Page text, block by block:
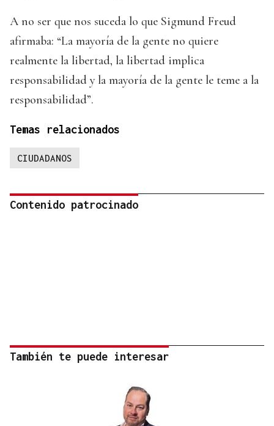
A no ser que nos suceda lo que Sigmund Freud
afirmaba: “La mayoría de la gente no quiere
realmente la libertad, la libertad implica
responsabilidad y la mayoría de la gente le teme a la
responsabilidad”.
Temas relacionados
CIUDADANOS
Contenido patrocinado
También te puede interesar